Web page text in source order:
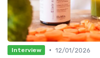
Interview • 12/01/2026